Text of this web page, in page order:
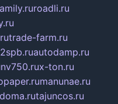
roadli.ru
trade-farm.ru
autodamp.ru
nv750.rux-ton.ru
manunae.ru
tajuncos.ru